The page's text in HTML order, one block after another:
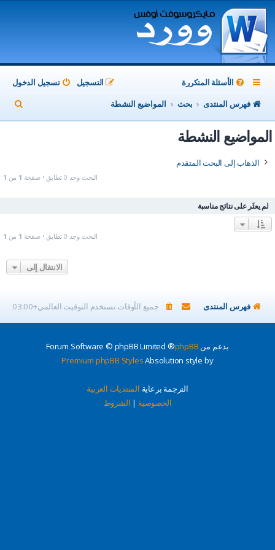
الأسئلة المتكررة تسجيل الدخول
التسجيل
فهرس المنتدى
بحث المواضيع النشطة
ح
المواضيع النشطة
الذهاب إلى البحث المتقدم
البحث وجد 0 تطابق • صفحة 1 من 1
لم يعثَر على نتائج مناسبة
البحث وجد 0 تطابق • صفحة 1 من 1
الانتقال إلى
فهرس المنتدى جميع الأوقات تستخدم التوقيت العالمي+03:00
بدعم من phpBB
® Forum Software © phpBB Limited
Absolution style by
Premium phpBB Styles
الترجمة برعاية المنتديات العربية
الخصوصية | الشروط